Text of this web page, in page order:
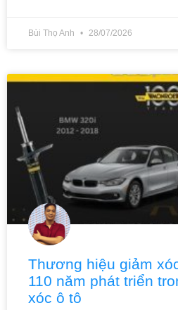
Bùi Thọ Anh 28/07/2026
Thương hiệu giảm
110 năm phát triển
xóc ô tô